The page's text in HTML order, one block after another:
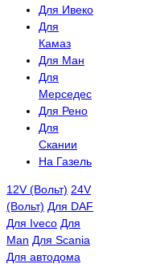
Для Ивеко
Для
Камаз
Для Ман
Для
Мерседес
Для Рено
Для
Скании
На Газель
12V (Вольт) 24V
(Вольт) Для DAF
Для Iveco Для
Man Для Scania
Для автодома